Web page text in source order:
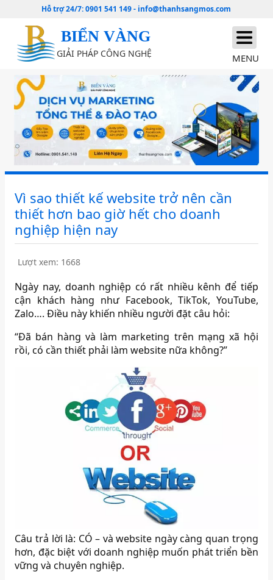
Hỗ trợ 24/7:0901 541 149- info@thanhsangmos.com
BIỂN VÀNG
GIẢI PHÁP CÔNG NGHỆ MENU
Vì sao thiết kế website trở nên cần
thiết hơn bao giờ hết cho doanh
nghiệp hiện nay
Lượt xem: 1668
Ngày nay, doanh nghiệp có rất nhiều kênh để tiếp
cận khách hàng như Facebook, TikTok, YouTube,
Zalo…. Điều này khiến nhiều người đặt câu hỏi:
“Đã bán hàng và làm marketing trên mạng xã hội
rồi, có cần thiết phải làm website nữa không?”
Câu trả lời là: CÓ – và website ngày càng quan trọng
hơn, đặc biệt với doanh nghiệp muốn phát triển bền
vững và chuyên nghiệp.